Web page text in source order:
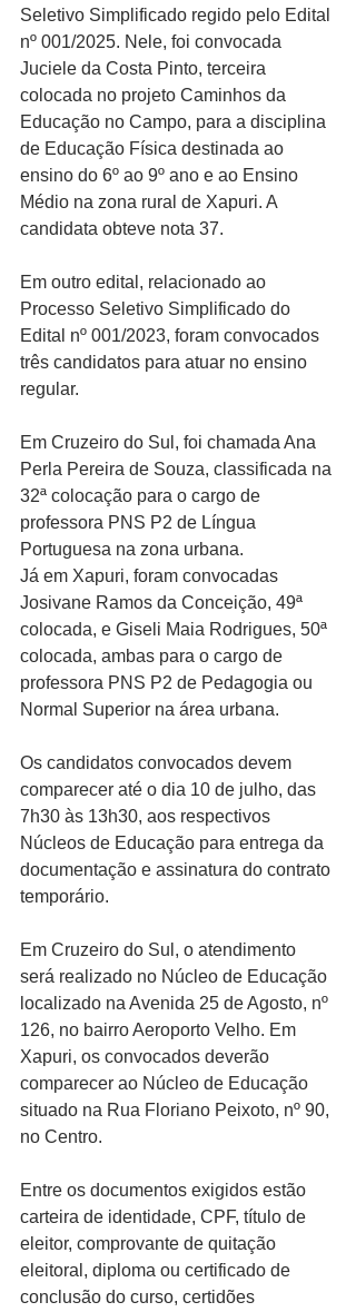
Seletivo Simplificado regido pelo Edital
nº 001/2025. Nele, foi convocada
Juciele da Costa Pinto, terceira
colocada no projeto Caminhos da
Educação no Campo, para a disciplina
de Educação Física destinada ao
ensino do 6º ao 9º ano e ao Ensino
Médio na zona rural de Xapuri. A
candidata obteve nota 37.
Em outro edital, relacionado ao
Processo Seletivo Simplificado do
Edital nº 001/2023, foram convocados
três candidatos para atuar no ensino
regular.
Em Cruzeiro do Sul, foi chamada Ana
Perla Pereira de Souza, classificada na
32ª colocação para o cargo de
professora PNS P2 de Língua
Portuguesa na zona urbana.
Já em Xapuri, foram convocadas
Josivane Ramos da Conceição, 49ª
colocada, e Giseli Maia Rodrigues, 50ª
colocada, ambas para o cargo de
professora PNS P2 de Pedagogia ou
Normal Superior na área urbana.
Os candidatos convocados devem
comparecer até o dia 10 de julho, das
7h30 às 13h30, aos respectivos
Núcleos de Educação para entrega da
documentação e assinatura do contrato
temporário.
Em Cruzeiro do Sul, o atendimento
será realizado no Núcleo de Educação
localizado na Avenida 25 de Agosto, nº
126, no bairro Aeroporto Velho. Em
Xapuri, os convocados deverão
comparecer ao Núcleo de Educação
situado na Rua Floriano Peixoto, nº 90,
no Centro.
Entre os documentos exigidos estão
carteira de identidade, CPF, título de
eleitor, comprovante de quitação
eleitoral, diploma ou certificado de
conclusão do curso, certidões